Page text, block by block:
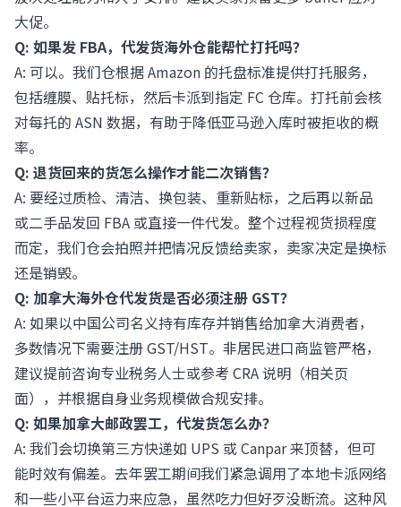
大促。
Q: 如果发 FBA，代发货海外仓能帮忙打托吗？
A: 可以。我们仓根据 Amazon 的托盘标准提供打托服务，
包括缠膜、贴托标，然后卡派到指定 FC 仓库。打托前会核
对每托的 ASN 数据，有助于降低亚马逊入库时被拒收的概
率。
Q: 退货回来的货怎么操作才能二次销售？
A: 要经过质检、清洁、换包装、重新贴标，之后再以新品
或二手品发回 FBA 或直接一件代发。整个过程视货损程度
而定，我们仓会拍照并把情况反馈给卖家，卖家决定是换标
还是销毁。
Q: 加拿大海外仓代发货是否必须注册 GST？
A: 如果以中国公司名义持有库存并销售给加拿大消费者，
多数情况下需要注册 GST/HST。非居民进口商监管严格，
建议提前咨询专业税务人士或参考 CRA 说明（相关页
面），并根据自身业务规模做合规安排。
Q: 如果加拿大邮政罢工，代发货怎么办？
A: 我们会切换第三方快递如 UPS 或 Canpar 来顶替，但可
能时效有偏差。去年罢工期间我们紧急调用了本地卡派网络
和一些小平台运力来应急，虽然吃力但好歹没断流。这种风